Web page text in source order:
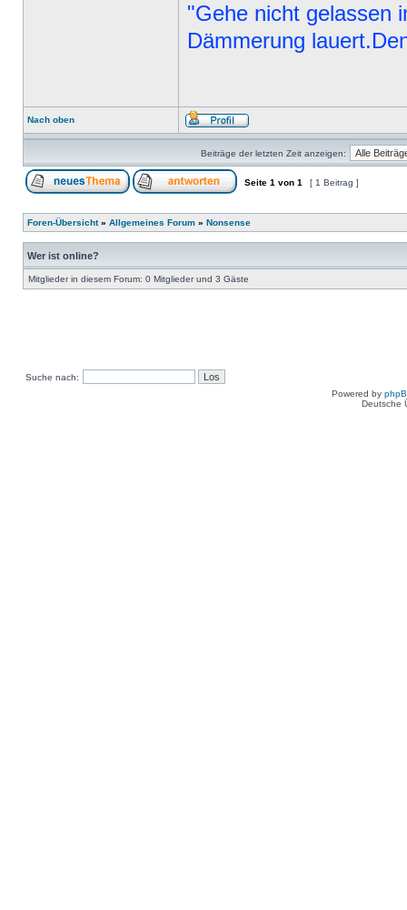
"Gehe nicht gelassen
Dämmerung
Nach oben
Beiträge der letzten Zeit anzeigen:
Seite 1 von 1 [ 1 Beitrag ]
Foren-Übersicht» Allgemeines Forum » Nonsense
Wer ist online?
Mitglieder in diesem Forum: 0 Mitglieder und 3 Gäste
Suche nach:
Powered by
Deutsche